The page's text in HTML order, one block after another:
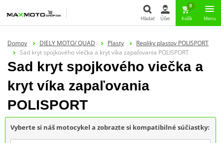
Hľadať
Hľadať Účet
0
Košík Menu
Domov DIELY MOTO/ QUAD Plasty
Repliky plastov POLISPORT
Sad kryt spojkového viečka a kryt víka zapaľovania POLISPORT
Sad kryt spojkového viečka a
kryt víka zapaľovania
POLISPORT
Vyberte si náš motocykel a zobrazte si kompatibilné súčiastky: